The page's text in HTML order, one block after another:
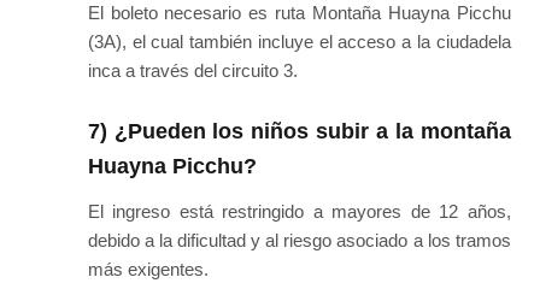
El boleto necesario es ruta Montaña Huayna Picchu
(3A), el cual también incluye el acceso a la ciudadela
inca a través del circuito 3.
7) ¿Pueden los niños subir a la montaña
Huayna Picchu?
El ingreso está restringido a mayores de 12 años,
debido a la dificultad y al riesgo asociado a los tramos
más exigentes.